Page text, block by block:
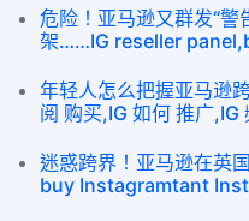
危险！亚马逊又群发“
架……IG reseller
年轻人怎么把握亚马逊
阅 购买,IG 如何 推广,IG
迷惑跨界！亚马逊在英
buy Instagramtant